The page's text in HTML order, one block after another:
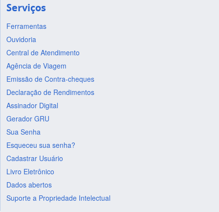
Serviços
Ferramentas
Ouvidoria
Central de Atendimento
Agência de Viagem
Emissão de Contra-cheques
Declaração de Rendimentos
Assinador Digital
Gerador GRU
Sua Senha
Esqueceu sua senha?
Cadastrar Usuário
Livro Eletrônico
Dados abertos
Suporte a Propriedade Intelectual